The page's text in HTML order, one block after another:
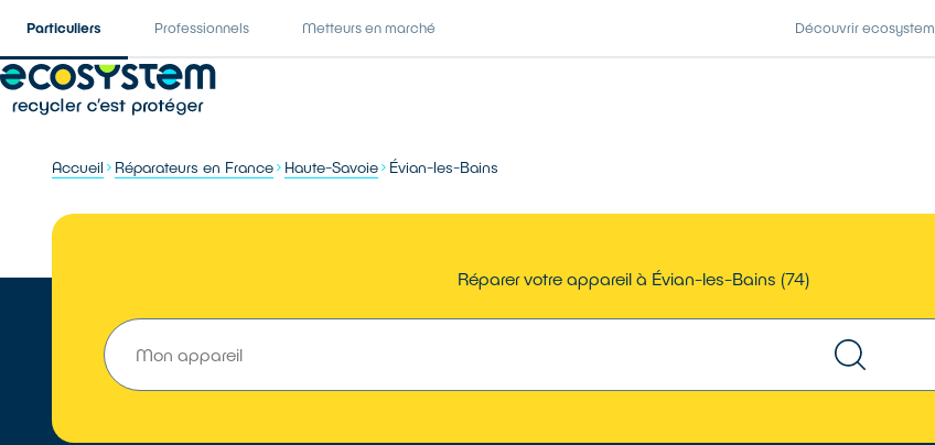
Particuliers Professionnels Metteurs en marché Découvrir ecosystem
Accueil Réparateurs en France Haute-Savoie Évian-les-Bains
Réparer votre appareil à Évian-les-Bains (74)